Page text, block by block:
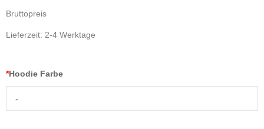
Bruttopreis
Lieferzeit: 2-4 Werktage
*Hoodie Farbe
-